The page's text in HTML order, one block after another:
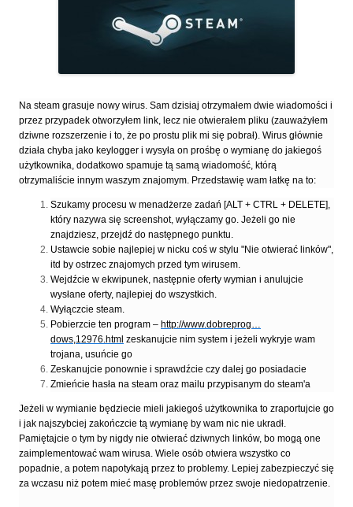
Na steam grasuje nowy wirus. Sam dzisiaj otrzymałem dwie wiadomości i
przez przypadek otworzyłem link, lecz nie otwierałem pliku (zauważyłem
dziwne rozszerzenie i to, że po prostu plik mi się pobrał). Wirus głównie
działa chyba jako keylogger i wysyła on prośbę o wymianę do jakiegoś
użytkownika, dodatkowo spamuje tą samą wiadomość, którą
otrzymaliście innym waszym znajomym. Przedstawię wam łatkę na to:
Szukamy procesu w menadżerze zadań [ALT + CTRL + DELETE],
który nazywa się screenshot, wyłączamy go. Jeżeli go nie
znajdziesz, przejdź do następnego punktu.
Ustawcie sobie najlepiej w nicku coś w stylu "Nie otwierać linków",
itd by ostrzec znajomych przed tym wirusem.
Wejdźcie w ekwipunek, następnie oferty wymian i anulujcie
wysłane oferty, najlepiej do wszystkich.
Wyłączcie steam.
Pobierzcie ten program – http://www.dobreprog…
dows,12976.html zeskanujcie nim system i jeżeli wykryje wam
trojana, usuńcie go
Zeskanujcie ponownie i sprawdźcie czy dalej go posiadacie
Zmieńcie hasła na steam oraz mailu przypisanym do steam'a
Jeżeli w wymianie będziecie mieli jakiegoś użytkownika to zraportujcie go
i jak najszybciej zakończcie tą wymianę by wam nic nie ukradł.
Pamiętajcie o tym by nigdy nie otwierać dziwnych linków, bo mogą one
zaimplementować wam wirusa. Wiele osób otwiera wszystko co
popadnie, a potem napotykają przez to problemy. Lepiej zabezpieczyć się
za wczasu niż potem mieć masę problemów przez swoje niedopatrzenie.